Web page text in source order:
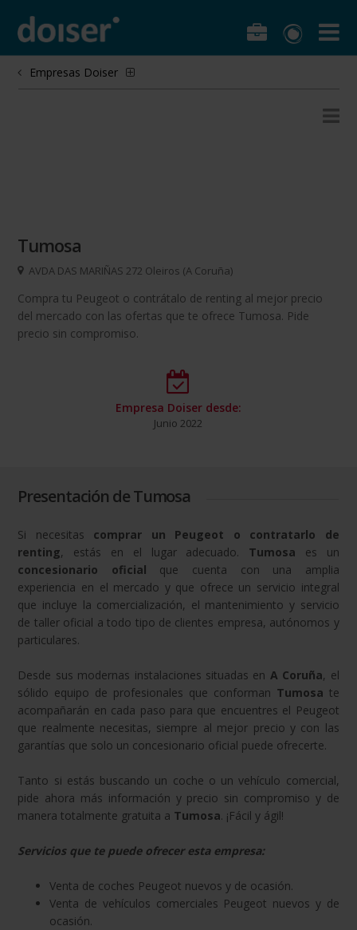
Empresas Doiser
Tumosa
AVDA DAS MARIÑAS 272 Oleiros (A Coruña)
Compra tu Peugeot o contrátalo de renting al mejor precio
del mercado con las ofertas que te ofrece Tumosa. Pide
precio sin compromiso.
Empresa Doiser desde:
Junio 2022
Presentación de Tumosa
Si necesitas comprar un Peugeot o contratarlo de
renting, estás en el lugar adecuado. Tumosa es un
concesionario oficial que cuenta con una amplia
experiencia en el mercado y que ofrece un servicio integral
que incluye la comercialización, el mantenimiento y servicio
de taller oficial a todo tipo de clientes empresa, autónomos y
particulares.
Desde sus modernas instalaciones situadas en A Coruña, el
sólido equipo de profesionales que conforman Tumosa te
acompañarán en cada paso para que encuentres el Peugeot
que realmente necesitas, siempre al mejor precio y con las
garantías que solo un concesionario oficial puede ofrecerte.
Tanto si estás buscando un coche o un vehículo comercial,
pide ahora más información y precio sin compromiso y de
manera totalmente gratuita a Tumosa. ¡Fácil y ágil!
Servicios que te puede ofrecer esta empresa:
Venta de coches Peugeot nuevos y de ocasión.
Venta de vehículos comerciales Peugeot nuevos y de
ocasión.